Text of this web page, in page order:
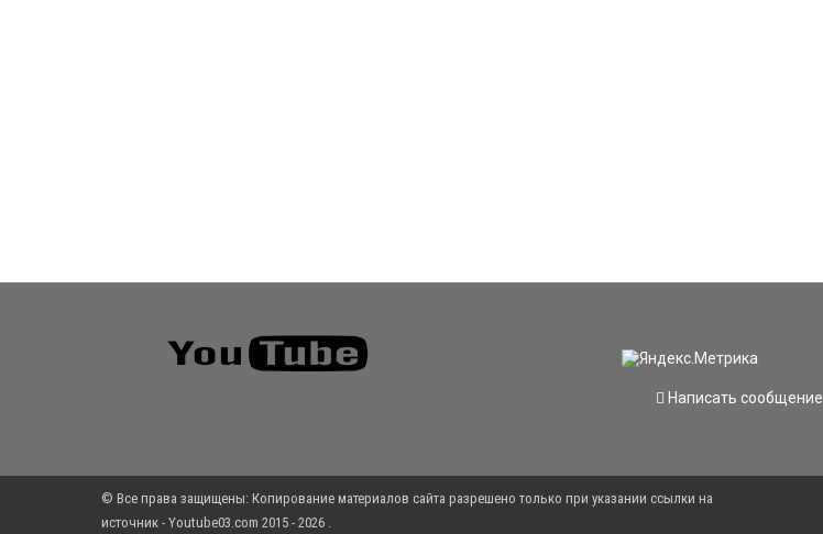
Написать сообщение
© Все права защищены: Копирование материалов сайта разрешено только при указании ссылки на
источник - Youtube03.com 2015 - 2026 .